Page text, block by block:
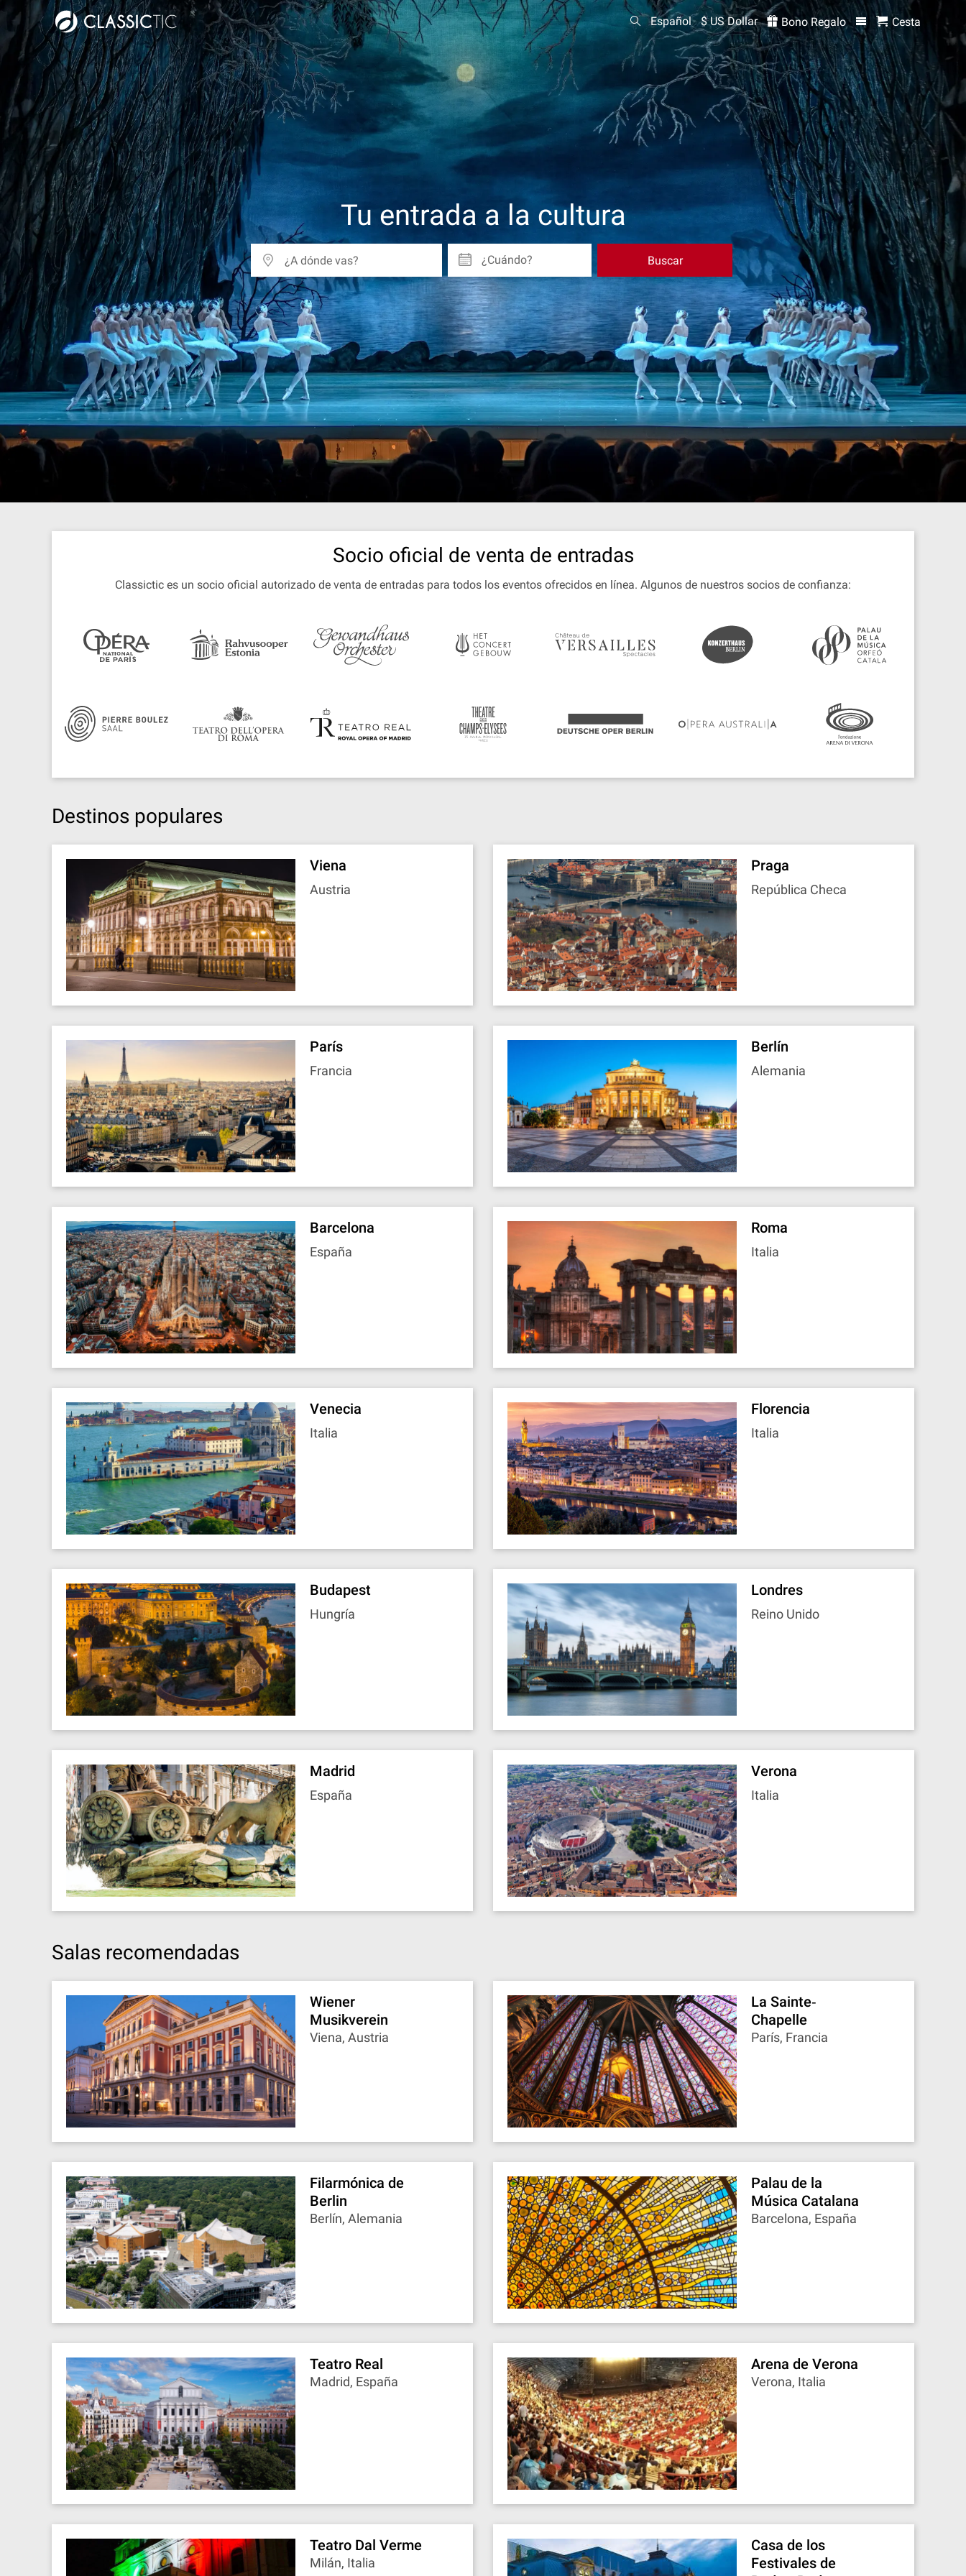
Español $ US Dollar Bono Regalo Cesta
Tu entrada a la cultura
¿Cuándo? Buscar
Socio oficial de venta de entradas
Classictic es un socio oficial autorizado de venta de entradas para todos los eventos ofrecidos en línea. Algunos de nuestros socios de confianza:
Destinos populares
Viena
Austria
Praga
República Checa
París
Francia
Berlín
Alemania
Barcelona
España
Roma
Italia
Venecia
Italia
Florencia
Italia
Budapest
Hungría
Londres
Reino Unido
Madrid
España
Verona
Italia
Salas recomendadas
Wiener
Musikverein
Viena, Austria
La Sainte‐
Chapelle
París, Francia
Filarmónica de
Berlin
Berlín, Alemania
Palau de la
Música Catalana
Barcelona, España
Teatro Real
Madrid, España
Arena de Verona
Verona, Italia
Teatro Dal Verme
Milán, Italia
Casa de los
Festivales de